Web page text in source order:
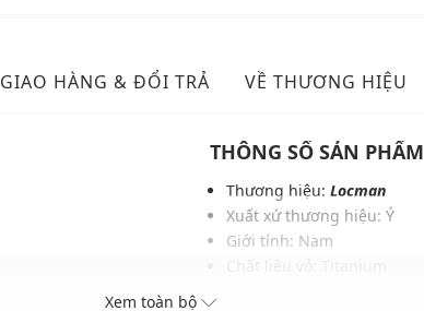
GIAO HÀNG & ĐỔI TRẢ VỀ THƯƠNG HIỆU
THÔNG SỐ SẢN PHẨM
Thương hiệu: Locman
Xuất xứ thương hiệu: Ý
Giới tính: Nam
Xem toàn bộ